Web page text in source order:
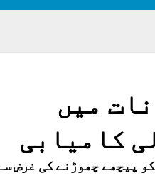
میں
پیچھے چھوڑنے کی غرض